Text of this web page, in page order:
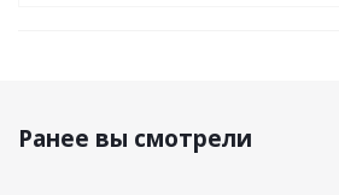
Ранее вы смотрели